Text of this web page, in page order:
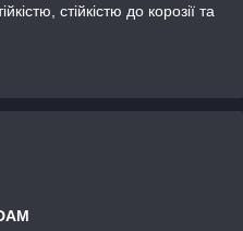
стійкістю до корозії та